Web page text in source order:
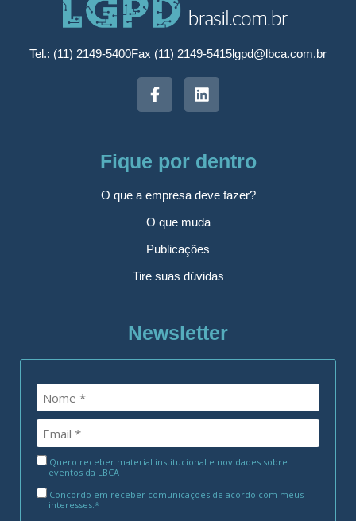
Tel.: (11) 2149-5400Fax (11) 2149-5415lgpd@lbca.com.br
Fique por dentro
O que a empresa deve fazer?
O que muda
Publicações
Tire suas dúvidas
Newsletter
Quero receber material institucional e novidades sobre
eventos da LBCA
Concordo em receber comunicações de acordo com meus
interesses.*